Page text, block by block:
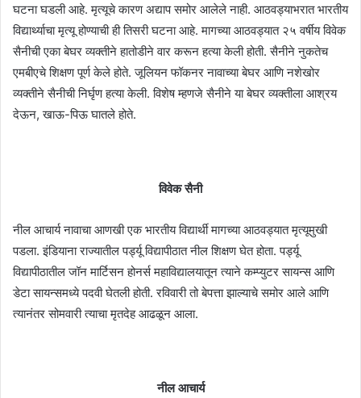
घटना घडली आहे. मृत्यूचे कारण अद्याप समोर आलेले नाही. आठवड्याभरात भारतीय
विद्यार्थ्याचा मृत्यू होण्याची ही तिसरी घटना आहे. मागच्या आठवड्यात २५ वर्षीय विवेक
सैनीची एका बेघर व्यक्तीने हातोडीने वार करून हत्या केली होती. सैनीने नुकतेच
एमबीएचे शिक्षण पूर्ण केले होते. जूलियन फॉकनर नावाच्या बेघर आणि नशेखोर
व्यक्तीने सैनीची निर्घृण हत्या केली. विशेष म्हणजे सैनीने या बेघर व्यक्तीला आश्रय
देऊन, खाऊ-पिऊ घातले होते.
विवेक सैनी
नील आचार्य नावाचा आणखी एक भारतीय विद्यार्थी मागच्या आठवड्यात मृत्यूमुखी
पडला. इंडियाना राज्यातील पर्ड्यू विद्यापीठात नील शिक्षण घेत होता. पर्ड्यू
विद्यापीठातील जॉन मार्टिसन होनर्स महाविद्यालयातून त्याने कम्प्युटर सायन्स आणि
डेटा सायन्समध्ये पदवी घेतली होती. रविवारी तो बेपत्ता झाल्याचे समोर आले आणि
त्यानंतर सोमवारी त्याचा मृतदेह आढळून आला.
नील आचार्य